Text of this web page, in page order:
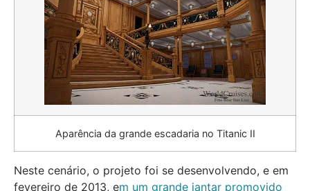
Aparência da grande escadaria no Titanic II
Neste cenário, o projeto foi se desenvolvendo, e em
fevereiro de 2013, em um grande jantar promovido